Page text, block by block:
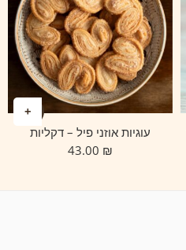
עוגיות אוזני פיל – דקליות
₪